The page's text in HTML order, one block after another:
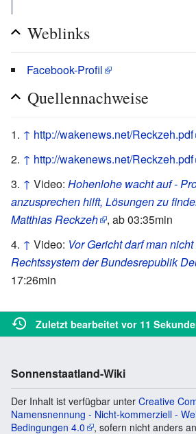
Weblinks
Facebook-Profil
Quellennachweise
↑ http://wakenews.net/Reckzeh.pdf
↑ http://wakenews.net/Reckzeh.pdf
↑ Video: Hohenlohe wacht auf -
anzusprechen hilft, Lösungen zu
Matthias Reckzeh
, ab 03:35min
↑ Video: Vor Gericht darf man
Rechtssystem der Bundesrepublik
17:26min
Zuletzt bearbeitet vor 11
Sonnenstaatland-Wiki
Der Inhalt ist verfügbar unter Creative
Namensnennung - Nicht-kommerziell -
Bedingungen 4.0
, sofern nicht anders